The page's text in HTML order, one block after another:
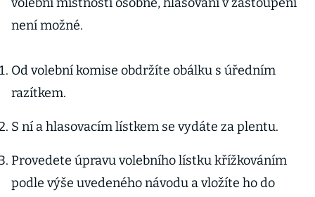
není možné.
Od volební komise obdržíte obálku s úředním
razítkem.
S ní a hlasovacím lístkem se vydáte za plentu.
Provedete úpravu volebního lístku křížkováním
podle výše uvedeného návodu a vložíte ho do